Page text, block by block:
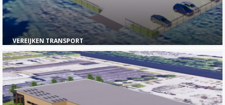
VEREIJKEN TRANSPORT